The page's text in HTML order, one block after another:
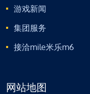
游戏新闻
集团服务
接洽mile米乐m6
网站地图